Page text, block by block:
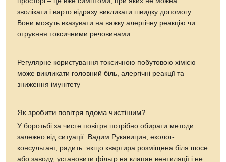
зволікати і варто відразу викликати швидку допомогу.
Вони можуть вказувати на важку алергічну реакцію чи
отруєння токсичними речовинами.
Регулярне користування токсичною побутовою хімією
може викликати головний біль, алергічні реакції та
зниження імунітету
Як зробити повітря вдома чистішим?
У боротьбі за чисте повітря потрібно обирати методи
залежно від ситуації. Вадим Рукавицин, еколог-
консультант, радить: якщо квартира розміщена біля шосе
або заводу, установити фільтр на клапан вентиляції і не